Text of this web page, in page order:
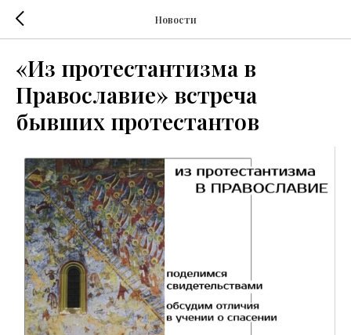
Новости
«Из протестантизма в
Православие» встреча
бывших протестантов